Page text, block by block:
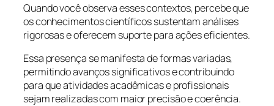
Quando você observa esses contextos, percebe que
os conhecimentos científicos sustentam análises
rigorosas e oferecem suporte para ações eficientes.
Essa presença se manifesta de formas variadas,
permitindo avanços significativos e contribuindo
para que atividades acadêmicas e profissionais
sejam realizadas com maior precisão e coerência.